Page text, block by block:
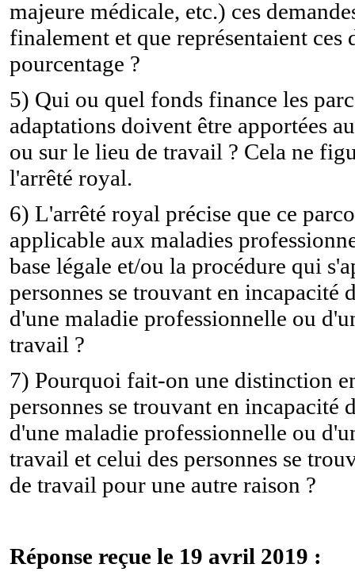
majeure médicale, etc.) ces
finalement et que représentaient ces
pourcentage ?
5) Qui ou quel fonds finance les
adaptations doivent être apportées
ou sur le lieu de travail ? Cela ne
l'arrêté royal.
6) L'arrêté royal précise que ce
applicable aux maladies
base légale et/ou la procédure qui
personnes se trouvant en incapacité
d'une maladie professionnelle ou
travail ?
7) Pourquoi fait-on une distinction
personnes se trouvant en incapacité
d'une maladie professionnelle ou
travail et celui des personnes se
de travail pour une autre raison ?
Réponse reçue le 19 avril 2019 :